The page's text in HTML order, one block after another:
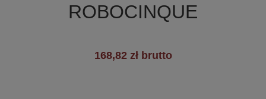
ROBOCINQUE
168,82 zł brutto